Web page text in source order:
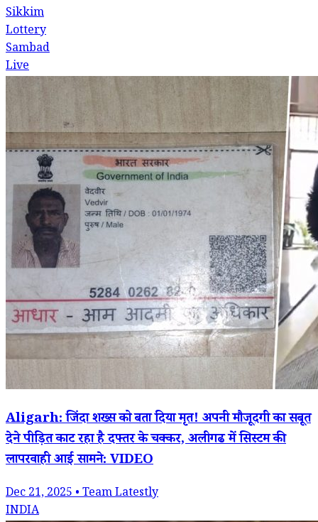
Sikkim
Lottery
Sambad
Live
Aligarh: जिंदा शख्स को बता दिया मृत! अपनी मौजूदगी का सबूत
देने पीड़ित काट रहा है दफ्तर के चक्कर, अलीगढ में सिस्टम की
लापरवाही आई सामने: VIDEO
Dec 21, 2025 • Team Latestly
INDIA